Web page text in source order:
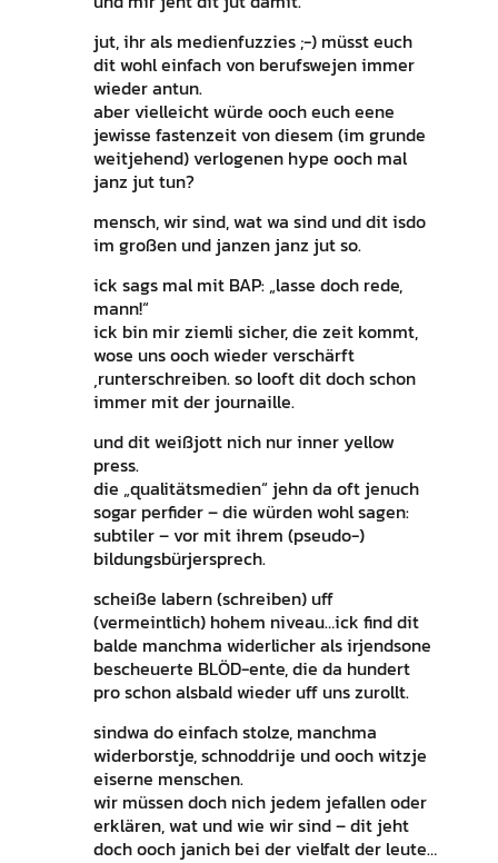
jut, ihr als medienfuzzies ;-) müsst euch
dit wohl einfach von berufswejen immer
wieder antun.
aber vielleicht würde ooch euch eene
jewisse fastenzeit von diesem (im grunde
weitjehend) verlogenen hype ooch mal
janz jut tun?
mensch, wir sind, wat wa sind und dit isdo
im großen und janzen janz jut so.
ick sags mal mit BAP: „lasse doch rede,
mann!“
ick bin mir ziemli sicher, die zeit kommt,
wose uns ooch wieder verschärft
‚runterschreiben. so looft dit doch schon
immer mit der journaille.
und dit weißjott nich nur inner yellow
press.
die „qualitätsmedien“ jehn da oft jenuch
sogar perfider – die würden wohl sagen:
subtiler – vor mit ihrem (pseudo-)
bildungsbürjersprech.
scheiße labern (schreiben) uff
(vermeintlich) hohem niveau…ick find dit
balde manchma widerlicher als irjendsone
bescheuerte BLÖD-ente, die da hundert
pro schon alsbald wieder uff uns zurollt.
sindwa do einfach stolze, manchma
widerborstje, schnoddrije und ooch witzje
eiserne menschen.
wir müssen doch nich jedem jefallen oder
erklären, wat und wie wir sind – dit jeht
doch ooch janich bei der vielfalt der leute…